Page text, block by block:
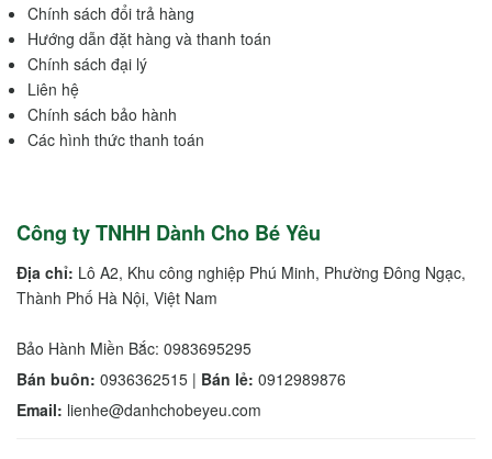
Chính sách đổi trả hàng
Hướng dẫn đặt hàng và thanh toán
Chính sách đại lý
Liên hệ
Chính sách bảo hành
Các hình thức thanh toán
Công ty TNHH Dành Cho Bé Yêu
Địa chỉ: Lô A2, Khu công nghiệp Phú Minh, Phường Đông Ngạc,
Thành Phố Hà Nội, Việt Nam
Bảo Hành Miền Bắc: 0983695295
Bán buôn: 0936362515 | Bán lẻ: 0912989876
Email: lienhe@danhchobeyeu.com